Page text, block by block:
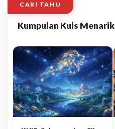
CARI TAHU
Kumpulan Kuis Menarik